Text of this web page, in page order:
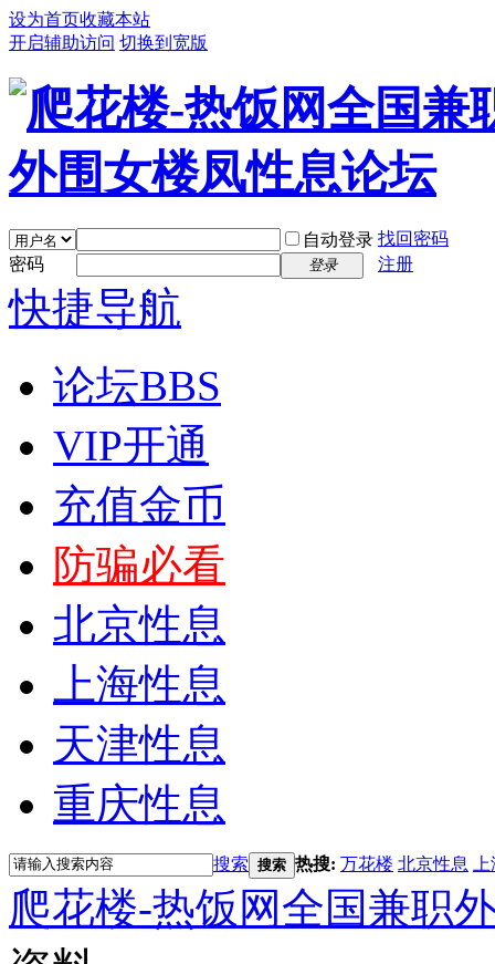
设为首页收藏本站
开启辅助访问 切换到宽版
自动登录 找回密码
密码
登录 注册
快捷导航
论坛BBS
VIP开通
充值金币
防骗必看
北京性息
上海性息
天津性息
重庆性息
搜索 搜索 热搜: 万花楼 北京性息
爬花楼-热饭网全国兼职